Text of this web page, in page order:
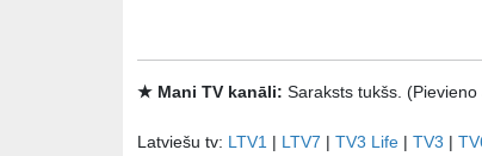
★ Mani TV kanāli: Saraksts tukšs.
Latviešu tv: LTV1 | LTV7 | TV3 Life | TV3 |